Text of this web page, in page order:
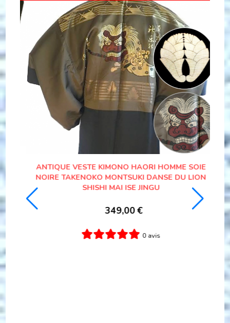
SET ANTIQUE HAORI & KIMONO TRADITIONNEL
JAPONAIS SOIE NOIRE MITSUKASHIWA
MONTSUKI HOMME
338,00€